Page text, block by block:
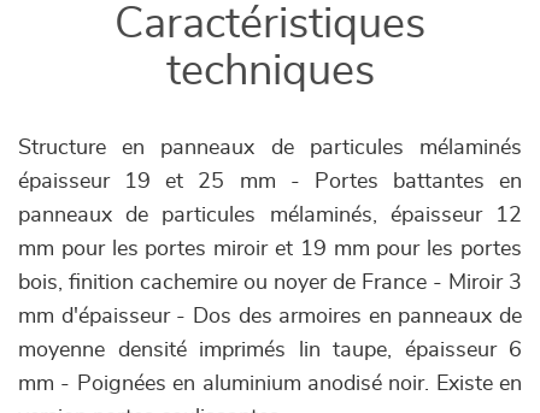
Caractéristiques
techniques
Structure en panneaux de particules mélaminés
épaisseur 19 et 25 mm - Portes battantes en
panneaux de particules mélaminés, épaisseur 12
mm pour les portes miroir et 19 mm pour les portes
bois, finition cachemire ou noyer de France - Miroir 3
mm d'épaisseur - Dos des armoires en panneaux de
moyenne densité imprimés lin taupe, épaisseur 6
mm - Poignées en aluminium anodisé noir. Existe en